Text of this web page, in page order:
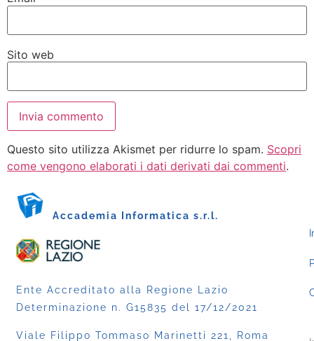
Sito web
Questo sito utilizza Akismet per ridurre lo spam. Scopri
come vengono elaborati i dati derivati dai commenti.
Accademia Informatica s.r.l.
Ente Accreditato alla Regione Lazio
Determinazione n. G15835 del 17/12/2021
Viale Filippo Tommaso Marinetti 221, Roma